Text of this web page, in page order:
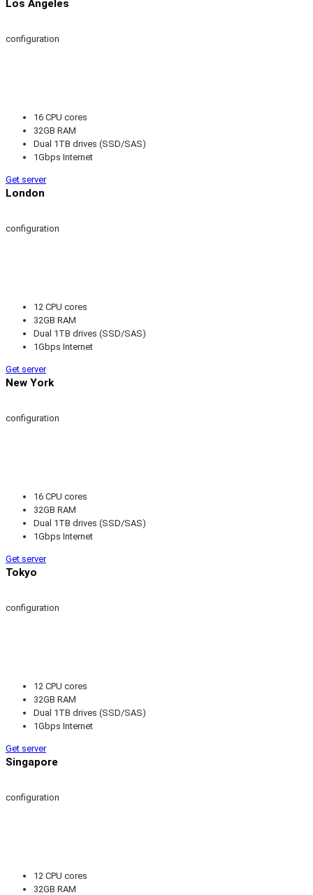
Los Angeles
configuration
16 CPU cores
32GB RAM
Dual 1TB drives (SSD/SAS)
1Gbps Internet
Get server
London
configuration
12 CPU cores
32GB RAM
Dual 1TB drives (SSD/SAS)
1Gbps Internet
Get server
New York
configuration
16 CPU cores
32GB RAM
Dual 1TB drives (SSD/SAS)
1Gbps Internet
Get server
Tokyo
configuration
12 CPU cores
32GB RAM
Dual 1TB drives (SSD/SAS)
1Gbps Internet
Get server
Singapore
configuration
12 CPU cores
32GB RAM